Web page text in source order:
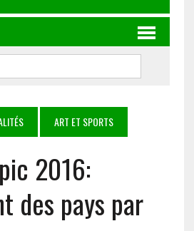
ART ET SPORTS
2016:
des pays par